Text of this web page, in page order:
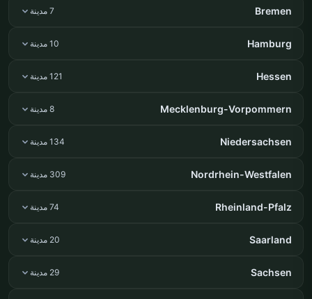
Bremen 7 مدينة
Hamburg 10 مدينة
Hessen 121 مدينة
Mecklenburg-Vorpommern 8 مدينة
Niedersachsen 134 مدينة
Nordrhein-Westfalen 309 مدينة
Rheinland-Pfalz 74 مدينة
Saarland 20 مدينة
Sachsen 29 مدينة